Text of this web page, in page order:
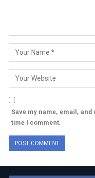
Save my name, email,
time I comment.